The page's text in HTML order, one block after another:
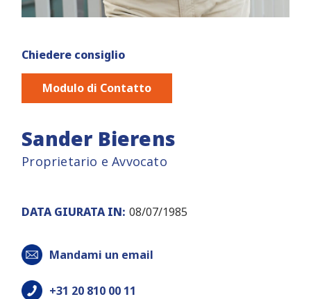
Chiedere consiglio
Modulo di Contatto
Sander Bierens
Proprietario e Avvocato
DATA GIURATA IN: 08/07/1985
Mandami un email
+31 20 810 00 11